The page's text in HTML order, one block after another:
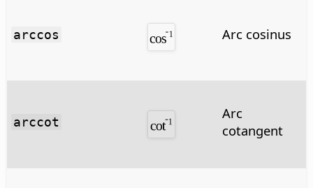
arccos Arc cosinus
arccot
Arc
cotangent